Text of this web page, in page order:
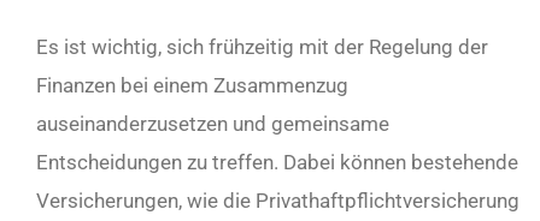
Es ist wichtig, sich frühzeitig mit der Regelung der
Finanzen bei einem Zusammenzug
auseinanderzusetzen und gemeinsame
Entscheidungen zu treffen. Dabei können bestehende
Versicherungen, wie die Privathaftpflichtversicherung